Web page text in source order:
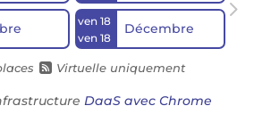
ven 18
ven 18
Décembre
 Virtuelle uniquement
DaaS avec Chrome